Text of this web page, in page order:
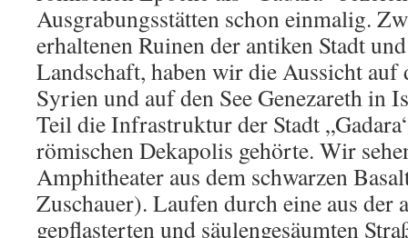
Ausgrabungsstätten schon einmalig.
erhaltenen Ruinen der antiken Stadt
Landschaft, haben wir die Aussicht auf
Syrien und auf den See Genezareth in
Teil die Infrastruktur der Stadt
römischen Dekapolis gehörte. Wir
Amphitheater aus dem schwarzen
Zuschauer). Laufen durch eine aus der
gepflasterten und säulengesäumten